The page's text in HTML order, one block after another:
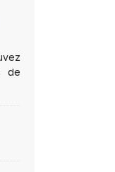
de